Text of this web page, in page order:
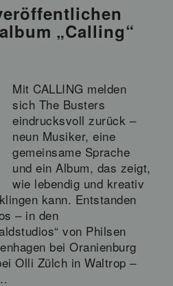
„Calling“
Mit CALLING melden
sich The Busters
eindrucksvoll zurück –
neun Musiker, eine
gemeinsame Sprache
und ein Album, das zeigt,
wie lebendig und kreativ
kann. Entstanden
– in den
von Philsen
bei Oranienburg
Olli Zülch in Waltrop –